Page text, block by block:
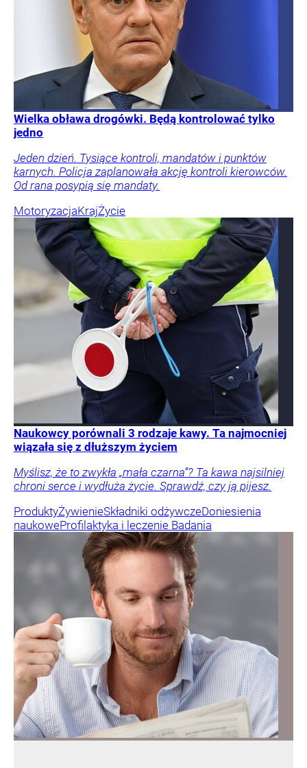
Wielka obława drogówki. Będą kontrolować tylko
jedno
Jeden dzień. Tysiące kontroli, mandatów i punktów
karnych. Policja zaplanowała akcję kontroli kierowców.
Od rana posypią się mandaty.
MotoryzacjaKrajŻycie
Naukowcy porównali 3 rodzaje kawy. Ta najmocniej
wiązała się z dłuższym życiem
Myślisz, że to zwykła „mała czarna”? Ta kawa najsilniej
chroni serce i wydłuża życie. Sprawdź, czy ją pijesz.
ProduktyŻywienieSkładniki odżywczeDoniesienia
naukoweProfilaktyka i leczenie Badania